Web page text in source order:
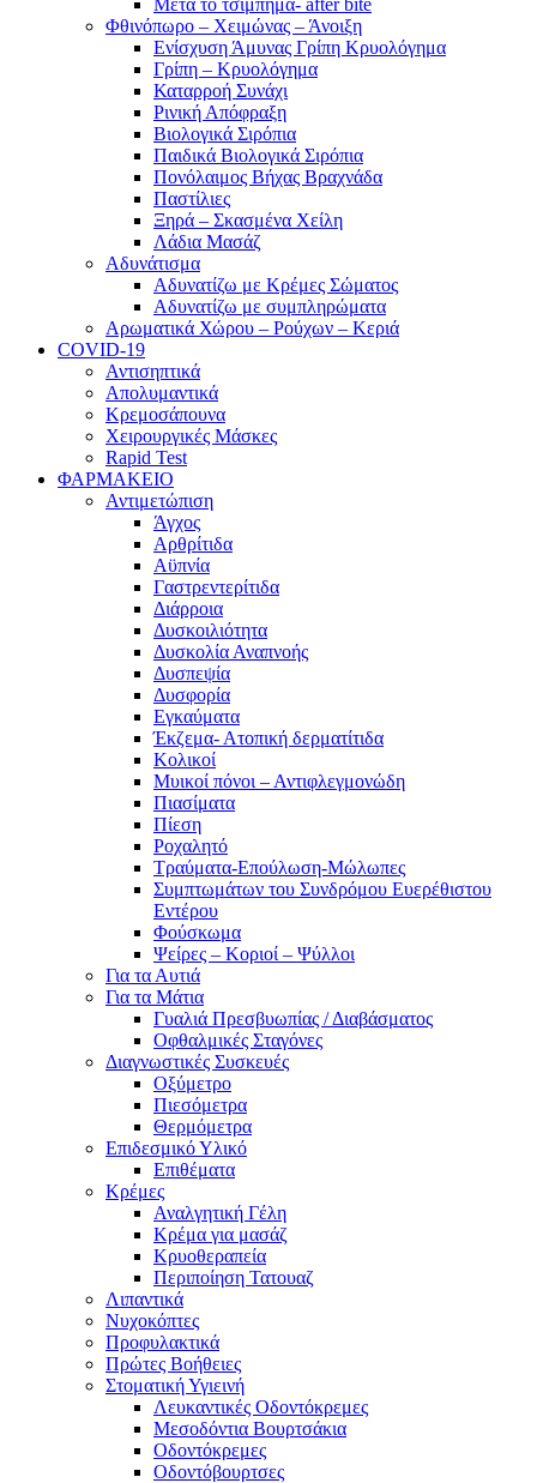
Μετά το τσίμπημα- after bite
Φθινόπωρο – Χειμώνας – Άνοιξη
Ενίσχυση Άμυνας Γρίπη Κρυολόγημα
Γρίπη – Κρυολόγημα
Καταρροή Συνάχι
Ρινική Απόφραξη
Βιολογικά Σιρόπια
Παιδικά Βιολογικά Σιρόπια
Πονόλαιμος Βήχας Βραχνάδα
Παστίλιες
Ξηρά – Σκασμένα Χείλη
Λάδια Μασάζ
Αδυνάτισμα
Αδυνατίζω με Κρέμες Σώματος
Αδυνατίζω με συμπληρώματα
Αρωματικά Χώρου – Ρούχων – Κεριά
COVID-19
Αντισηπτικά
Απολυμαντικά
Κρεμοσάπουνα
Χειρουργικές Μάσκες
Rapid Test
ΦΑΡΜΑΚΕΙΟ
Αντιμετώπιση
Άγχος
Αρθρίτιδα
Αϋπνία
Γαστρεντερίτιδα
Διάρροια
Δυσκοιλιότητα
Δυσκολία Αναπνοής
Δυσπεψία
Δυσφορία
Εγκαύματα
Έκζεμα- Ατοπική δερματίτιδα
Κολικοί
Μυικοί πόνοι – Αντιφλεγμονώδη
Πιασίματα
Πίεση
Ροχαλητό
Τραύματα-Επούλωση-Μώλωπες
Συμπτωμάτων του Συνδρόμου Ευερέθιστου
Εντέρου
Φούσκωμα
Ψείρες – Κοριοί – Ψύλλοι
Για τα Αυτιά
Για τα Μάτια
Γυαλιά Πρεσβυωπίας / Διαβάσματος
Οφθαλμικές Σταγόνες
Διαγνωστικές Συσκευές
Οξύμετρο
Πιεσόμετρα
Θερμόμετρα
Επιδεσμικό Υλικό
Επιθέματα
Κρέμες
Αναλγητική Γέλη
Κρέμα για μασάζ
Κρυοθεραπεία
Περιποίηση Τατουαζ
Λιπαντικά
Νυχοκόπτες
Προφυλακτικά
Πρώτες Βοήθειες
Στοματική Υγιεινή
Λευκαντικές Οδοντόκρεμες
Μεσοδόντια Βουρτσάκια
Οδοντόκρεμες
Οδοντόβουρτσες